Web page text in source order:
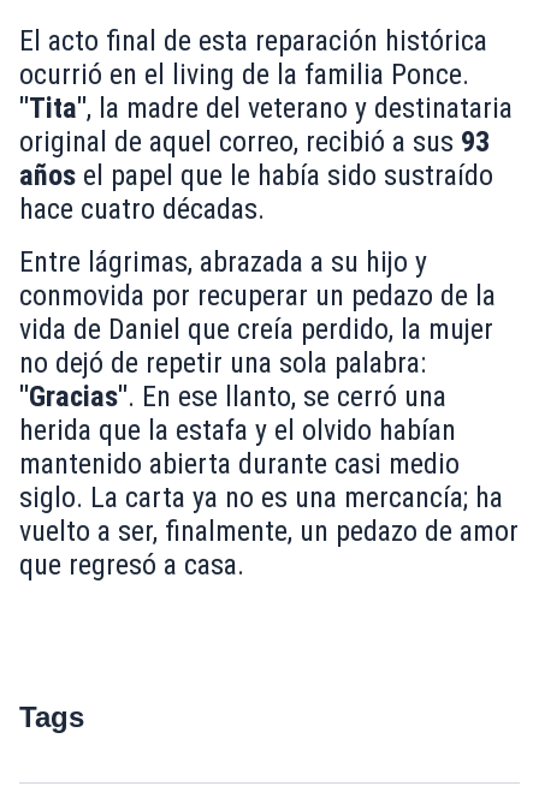
El acto final de esta reparación histórica
ocurrió en el living de la familia Ponce.
"Tita", la madre del veterano y destinataria
original de aquel correo, recibió a sus 93
años el papel que le había sido sustraído
hace cuatro décadas.
Entre lágrimas, abrazada a su hijo y
conmovida por recuperar un pedazo de la
vida de Daniel que creía perdido, la mujer
no dejó de repetir una sola palabra:
"Gracias". En ese llanto, se cerró una
herida que la estafa y el olvido habían
mantenido abierta durante casi medio
siglo. La carta ya no es una mercancía; ha
vuelto a ser, finalmente, un pedazo de amor
que regresó a casa.
Tags